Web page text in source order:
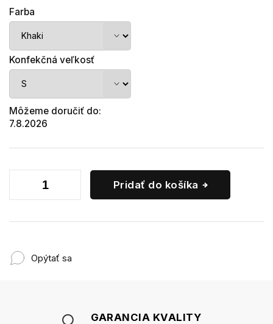
Farba
Konfekčná veľkosť
Môžeme doručiť do:
7.8.2026
Pridať do košíka
Opýtať sa
GARANCIA KVALITY